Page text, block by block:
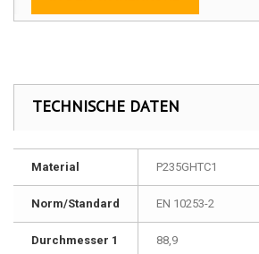
TECHNISCHE DATEN
Material P235GHTC1
Norm/Standard EN 10253-2
Durchmesser 1 88,9